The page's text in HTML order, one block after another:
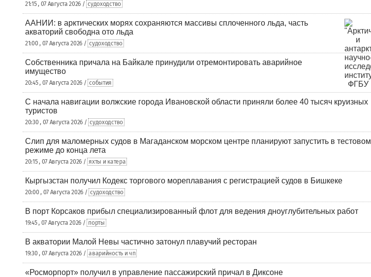
21:15 , 07 Августа 2026 / судоходство
ААНИИ: в арктических морях сохраняются массивы сплоченного льда, часть
акваторий свободна ото льда
21:00 , 07 Августа 2026 / судоходство
Собственника причала на Байкале принудили отремонтировать аварийное
имущество
20:45 , 07 Августа 2026 / события
С начала навигации волжские города Ивановской области приняли более 40 тысяч круизных
туристов
20:30 , 07 Августа 2026 / судоходство
Слип для маломерных судов в Магаданском морском центре планируют запустить в тестовом
режиме до конца лета
20:15 , 07 Августа 2026 / яхты и катера
Кыргызстан получил Кодекс торгового мореплавания с регистрацией судов в Бишкеке
20:00 , 07 Августа 2026 / судоходство
В порт Корсаков прибыл специализированный флот для ведения дноуглубительных работ
19:45 , 07 Августа 2026 / порты
В акватории Малой Невы частично затонул плавучий ресторан
19:30 , 07 Августа 2026 / аварийность и чп
«Росморпорт» получил в управление пассажирский причал в Диксоне